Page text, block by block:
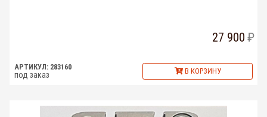
27 900
АРТИКУЛ: 283160
под заказ В КОРЗИНУ